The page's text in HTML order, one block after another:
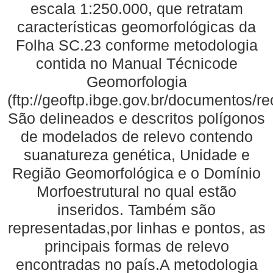
escala 1:250.000, que retratam
características geomorfológicas da
Folha SC.23 conforme metodologia
contida no Manual Técnicode
Geomorfologia
(ftp://geoftp.ibge.gov.br/documentos/
São delineados e descritos polígonos
de modelados de relevo contendo
suanatureza genética, Unidade e
Região Geomorfológica e o Domínio
Morfoestrutural no qual estão
inseridos. Também são
representadas,por linhas e pontos, as
principais formas de relevo
encontradas no país.A metodologia